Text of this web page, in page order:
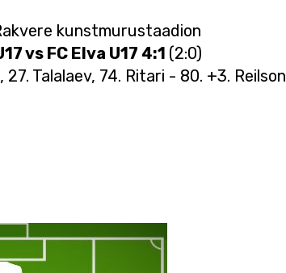
kunstmurustaadion
vs FC Elva U17 4:1 (2:0)
Talalaev, 74. Ritari - 80. +3. Reilson